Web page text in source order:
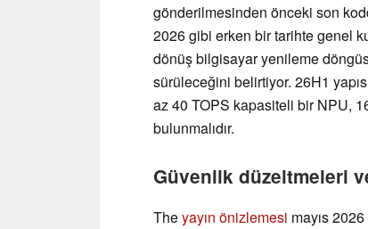
gönderilmesinden önceki son
2026 gibi erken bir tarihte genel
dönüş bilgisayar yenileme
sürüleceğini belirtiyor. 26H1
az 40 TOPS kapasiteli bir NPU,
bulunmalıdır.
Güvenlik düzeltmeleri
Theyayın önizlemesi mayıs